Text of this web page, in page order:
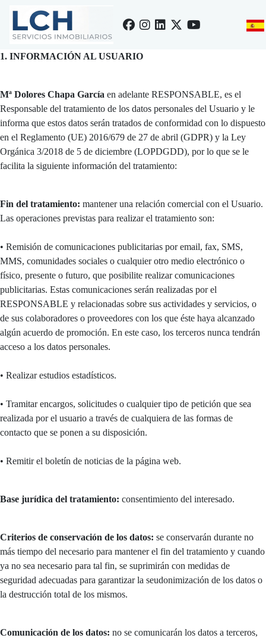
1. INFORMACIÓN AL USUARIO
Mª Dolores Chapa García en adelante RESPONSABLE, es el
Responsable del tratamiento de los datos personales del Usuario y le
informa que estos datos serán tratados de conformidad con lo dispuesto
en el Reglamento (UE) 2016/679 de 27 de abril (GDPR) y la Ley
Orgánica 3/2018 de 5 de diciembre (LOPDGDD), por lo que se le
facilita la siguiente información del tratamiento:
Fin del tratamiento: mantener una relación comercial con el Usuario.
Las operaciones previstas para realizar el tratamiento son:
• Remisión de comunicaciones publicitarias por email, fax, SMS,
MMS, comunidades sociales o cualquier otro medio electrónico o
físico, presente o futuro, que posibilite realizar comunicaciones
publicitarias. Estas comunicaciones serán realizadas por el
RESPONSABLE y relacionadas sobre sus actividades y servicios, o
de sus colaboradores o proveedores con los que éste haya alcanzado
algún acuerdo de promoción. En este caso, los terceros nunca tendrán
acceso a los datos personales.
• Realizar estudios estadísticos.
• Tramitar encargos, solicitudes o cualquier tipo de petición que sea
realizada por el usuario a través de cualquiera de las formas de
contacto que se ponen a su disposición.
• Remitir el boletín de noticias de la página web.
Base jurídica del tratamiento: consentimiento del interesado.
Criterios de conservación de los datos: se conservarán durante no
más tiempo del necesario para mantener el fin del tratamiento y cuando
ya no sea necesario para tal fin, se suprimirán con medidas de
seguridad adecuadas para garantizar la seudonimización de los datos o
la destrucción total de los mismos.
Comunicación de los datos: no se comunicarán los datos a terceros,